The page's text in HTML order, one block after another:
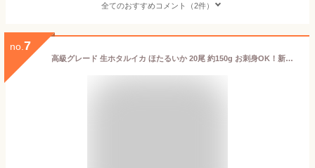
全てのおすすめコメント（2件）
no. 7
高級グレード 生ホタルイカ ほたるいか 20尾 約150g お刺身OK！新物ほたるいか。シーズン最盛期！富山産ほたるいかは大きくぷりぷりの食感 いか イカ ほたるイカ ほたるいか 蛍烏賊 刺身 烏賊 築地市場 豊洲市場 ギフト